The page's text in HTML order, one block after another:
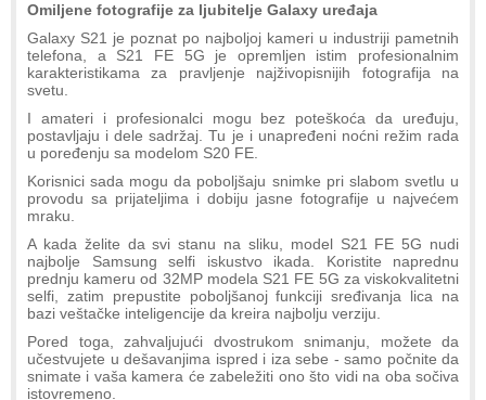
Omiljene fotografije za ljubitelje Galaxy uređaja
Galaxy S21 je poznat po najboljoj kameri u industriji pametnih
telefona, a S21 FE 5G je opremljen istim profesionalnim
karakteristikama za pravljenje najživopisnijih fotografija na
svetu.
I amateri i profesionalci mogu bez poteškoća da uređuju,
postavljaju i dele sadržaj. Tu je i unapređeni noćni režim rada
u poređenju sa modelom S20 FE.
Korisnici sada mogu da poboljšaju snimke pri slabom svetlu u
provodu sa prijateljima i dobiju jasne fotografije u najvećem
mraku.
A kada želite da svi stanu na sliku, model S21 FE 5G nudi
najbolje Samsung selfi iskustvo ikada. Koristite naprednu
prednju kameru od 32MP modela S21 FE 5G za viskokvalitetni
selfi, zatim prepustite poboljšanoj funkciji sređivanja lica na
bazi veštačke inteligencije da kreira najbolju verziju.
Pored toga, zahvaljujući dvostrukom snimanju, možete da
učestvujete u dešavanjima ispred i iza sebe - samo počnite da
snimate i vaša kamera će zabeležiti ono što vidi na oba sočiva
istovremeno.